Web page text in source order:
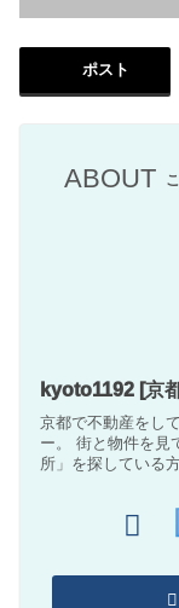
ポスト
ABOUT
kyoto1192 [京
京都で不動産をし
ー。 街と物件を見
所」を探している方